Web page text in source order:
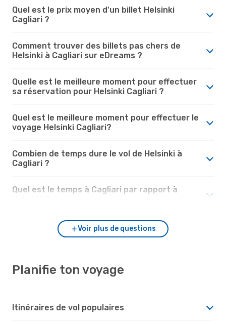
Quel est le prix moyen d'un billet Helsinki
Cagliari ?
Comment trouver des billets pas chers de
Helsinki à Cagliari sur eDreams ?
Quelle est le meilleure moment pour effectuer
sa réservation pour Helsinki Cagliari ?
Quel est le meilleure moment pour effectuer le
voyage Helsinki Cagliari?
Combien de temps dure le vol de Helsinki à
Cagliari ?
Quel est le temps à Cagliari par rapport à
Voir plus de questions
Planifie ton voyage
Itinéraires de vol populaires